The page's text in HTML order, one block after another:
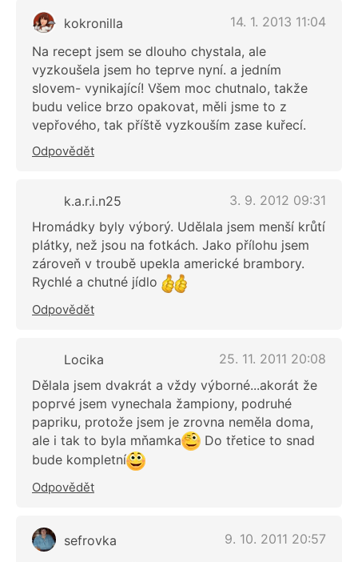
kokronilla
14. 1. 2013 11:04
Na recept jsem se dlouho chystala, ale
vyzkoušela jsem ho teprve nyní. a jedním
slovem- vynikající! Všem moc chutnalo, takže
budu velice brzo opakovat, měli jsme to z
vepřového, tak příště vyzkouším zase kuřecí.
Odpovědět
k.a.r.i.n25
3. 9. 2012 09:31
Hromádky byly výborý. Udělala jsem menší krůtí
plátky, než jsou na fotkách. Jako přílohu jsem
zároveň v troubě upekla americké brambory.
Rychlé a chutné jídlo
Odpovědět
Locika
25. 11. 2011 20:08
Dělala jsem dvakrát a vždy výborné...akorát že
poprvé jsem vynechala žampiony, podruhé
papriku, protože jsem je zrovna neměla doma,
ale i tak to byla mňamka
Do třetice to snad
bude kompletní
Odpovědět
sefrovka
9. 10. 2011 20:57